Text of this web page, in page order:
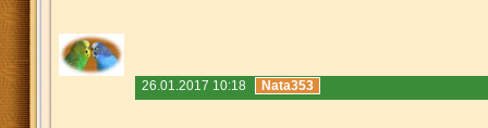
26.01.2017 10:18 Nata353